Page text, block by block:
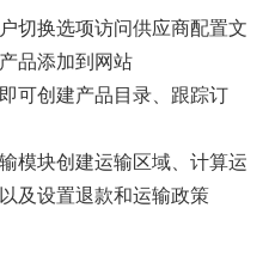
切换选项访问供应商配置文
品添加到网站
可创建产品目录、跟踪订
模块创建运输区域、计算运
及设置退款和运输政策